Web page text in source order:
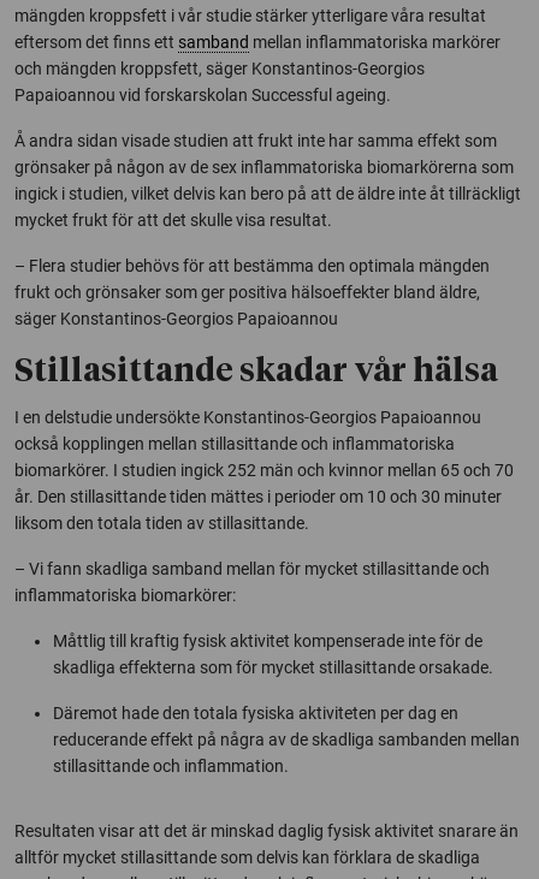
mängden kroppsfett i vår studie stärker ytterligare våra resultat
eftersom det finns ett samband mellan inflammatoriska markörer
och mängden kroppsfett, säger Konstantinos-Georgios
Papaioannou vid forskarskolan Successful ageing.
Å andra sidan visade studien att frukt inte har samma effekt som
grönsaker på någon av de sex inflammatoriska biomarkörerna som
ingick i studien, vilket delvis kan bero på att de äldre inte åt tillräckligt
mycket frukt för att det skulle visa resultat.
– Flera studier behövs för att bestämma den optimala mängden
frukt och grönsaker som ger positiva hälsoeffekter bland äldre,
säger Konstantinos-Georgios Papaioannou
Stillasittande skadar vår hälsa
I en delstudie undersökte Konstantinos-Georgios Papaioannou
också kopplingen mellan stillasittande och inflammatoriska
biomarkörer. I studien ingick 252 män och kvinnor mellan 65 och 70
år. Den stillasittande tiden mättes i perioder om 10 och 30 minuter
liksom den totala tiden av stillasittande.
– Vi fann skadliga samband mellan för mycket stillasittande och
inflammatoriska biomarkörer:
Måttlig till kraftig fysisk aktivitet kompenserade inte för de
skadliga effekterna som för mycket stillasittande orsakade.
Däremot hade den totala fysiska aktiviteten per dag en
reducerande effekt på några av de skadliga sambanden mellan
stillasittande och inflammation.
Resultaten visar att det är minskad daglig fysisk aktivitet snarare än
alltför mycket stillasittande som delvis kan förklara de skadliga